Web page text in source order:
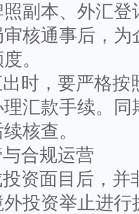
副本、外汇
核通事后，
。
时，要严格
汇款手续。
核查。
合规运营
资面目后，
投资举止进